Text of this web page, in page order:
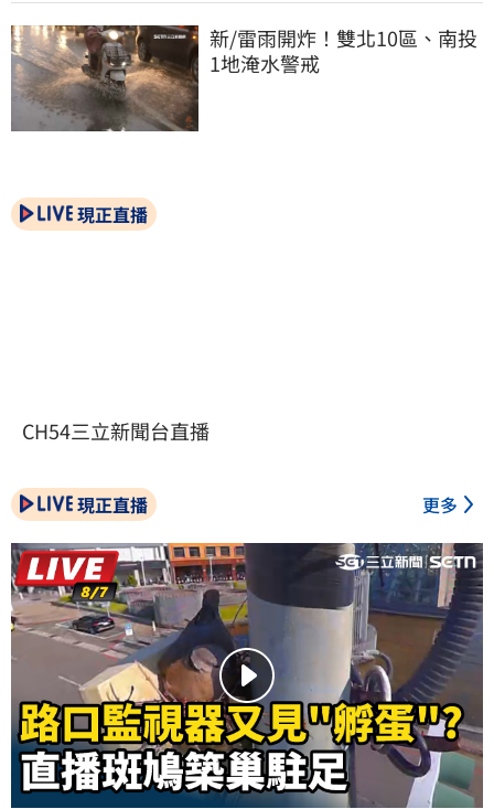
新/雷雨開炸！雙北10區、南投
1地淹水警戒
現正直播
CH54三立新聞台直播
現正直播 更多